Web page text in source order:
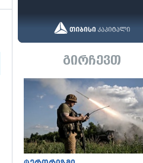
გირჩევთ